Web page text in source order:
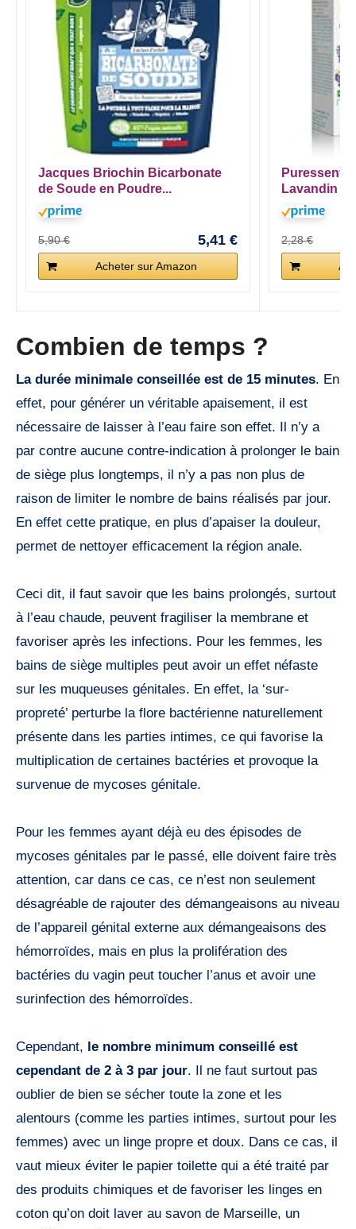
Jacques Briochin Bicarbonate
de Soude en Poudre...
5,90 € 5,41 €
Acheter sur Amazon
Lavandin
2,28 €
Combien de temps ?
La durée minimale conseillée est de 15 minutes. En
effet, pour générer un véritable apaisement, il est
nécessaire de laisser à l’eau faire son effet. Il n’y a
par contre aucune contre-indication à prolonger le bain
de siège plus longtemps, il n’y a pas non plus de
raison de limiter le nombre de bains réalisés par jour.
En effet cette pratique, en plus d’apaiser la douleur,
permet de nettoyer efficacement la région anale.
Ceci dit, il faut savoir que les bains prolongés, surtout
à l’eau chaude, peuvent fragiliser la membrane et
favoriser après les infections. Pour les femmes, les
bains de siège multiples peut avoir un effet néfaste
sur les muqueuses génitales. En effet, la ‘sur-
propreté’ perturbe la flore bactérienne naturellement
présente dans les parties intimes, ce qui favorise la
multiplication de certaines bactéries et provoque la
survenue de mycoses génitale.
Pour les femmes ayant déjà eu des épisodes de
mycoses génitales par le passé, elle doivent faire très
attention, car dans ce cas, ce n’est non seulement
désagréable de rajouter des démangeaisons au niveau
de l’appareil génital externe aux démangeaisons des
hémorroïdes, mais en plus la prolifération des
bactéries du vagin peut toucher l’anus et avoir une
surinfection des hémorroïdes.
Cependant, le nombre minimum conseillé est
cependant de 2 à 3 par jour. Il ne faut surtout pas
oublier de bien se sécher toute la zone et les
alentours (comme les parties intimes, surtout pour les
femmes) avec un linge propre et doux. Dans ce cas, il
vaut mieux éviter le papier toilette qui a été traité par
des produits chimiques et de favoriser les linges en
coton qu’on doit laver au savon de Marseille, un